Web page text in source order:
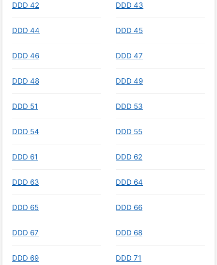
DDD 42 DDD 43
DDD 44 DDD 45
DDD 46 DDD 47
DDD 48 DDD 49
DDD 51 DDD 53
DDD 54 DDD 55
DDD 61 DDD 62
DDD 63 DDD 64
DDD 65 DDD 66
DDD 67 DDD 68
DDD 69 DDD 71